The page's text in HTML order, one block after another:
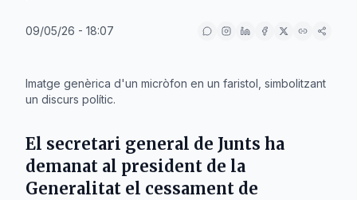
09/05/26 - 18:07
Imatge genèrica d'un micròfon en un faristol, simbolitzant
un discurs polític.
El secretari general de Junts ha
demanat al president de la
Generalitat el cessament de